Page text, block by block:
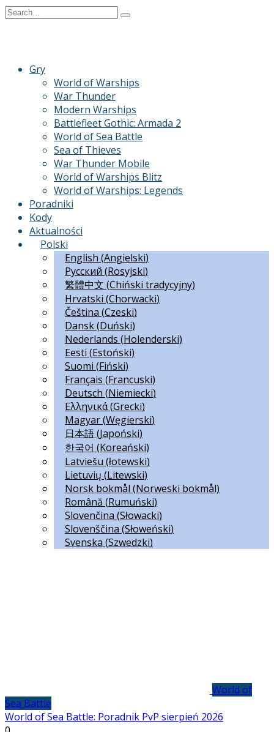
Skip
Search
Gry
World of Warships
War Thunder
Modern Warships
Battlefleet Gothic: Armada 2
World of Sea Battle
Sea of Thieves
War Thunder Mobile
World of Warships Blitz
World of Warships: Legends
Poradniki
Kody
Aktualności
Polski
English (Angielski)
Русский (Rosyjski)
繁體中文 (Chiński tradycyjny)
Hrvatski (Chorwacki)
Čeština (Czeski)
Dansk(Duński)
Nederlands (Holenderski)
Eesti (Estoński)
Suomi (Fiński)
Français (Francuski)
Deutsch (Niemiecki)
Ελληνικά(Grecki)
Magyar(Węgierski)
日本語(Japoński)
한국어 (Koreański)
Latviešu (łotewski)
Lietuvių (Litewski)
Norsk bokmål (Norweski bokmål)
Română (Rumuński)
Slovenčina (Słowacki)
Slovenščina (Słoweński)
Svenska (Szwedzki)
World of
Sea Battle
World of Sea Battle: Poradnik PvP sierpień 2026